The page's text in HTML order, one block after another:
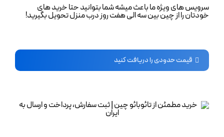
خرید از علی بابا
خرید از علی اکسپرس
مطالب مفید
سوالات متداول
سرویس های ویژه ما باعث میشه شما بتوانید حتا خرید های
خودتان را از چین بین سه الی هفت روز درب منزل تحویل بگیرید!
قیمت حدودی را دریافت کنید